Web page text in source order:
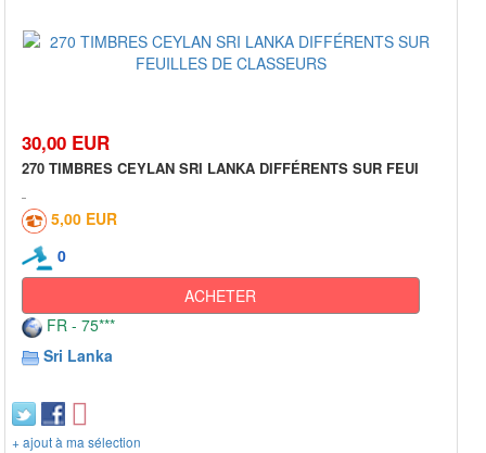
30,00 EUR
270 TIMBRES CEYLAN SRI LANKA DIFFÉRENTS SUR FEUI
5,00 EUR
0
ACHETER
FR - 75***
Sri Lanka
+ ajout à ma sélection